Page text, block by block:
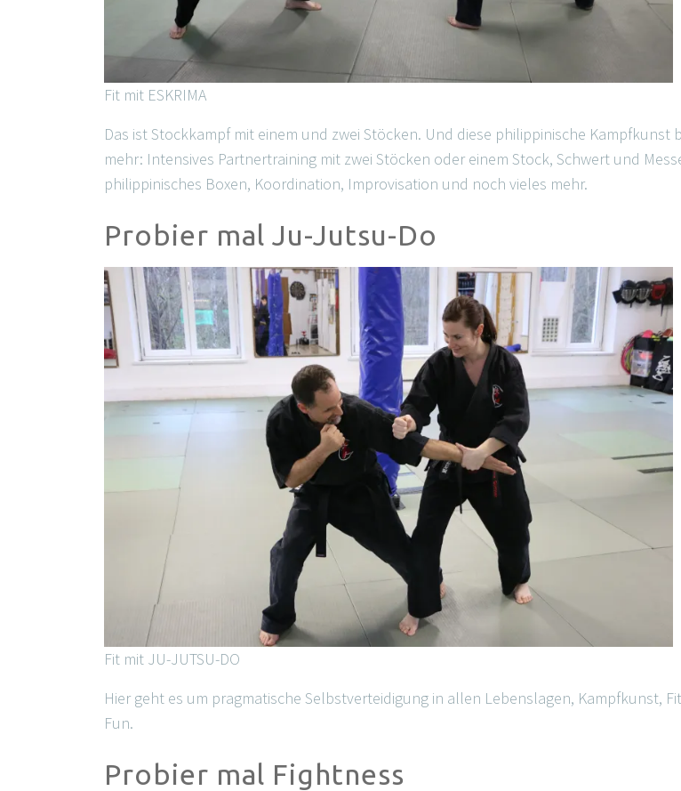
Fit mit ESKRIMA
Das ist Stockkampf mit einem und zwei Stöcken. Und diese philippinische Kampfkunst
mehr: Intensives Partnertraining mit zwei Stöcken oder einem Stock, Schwert und
philippinisches Boxen, Koordination, Improvisation und noch vieles mehr.
Probier mal Ju-Jutsu-Do
Fit mit JU-JUTSU-DO
Hier geht es um pragmatische Selbstverteidigung in allen Lebenslagen, Kampfkunst,
Fun.
Probier mal Fightness